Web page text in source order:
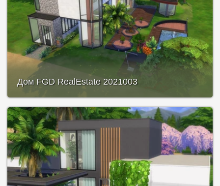
Дом FGD RealEstate 2021003